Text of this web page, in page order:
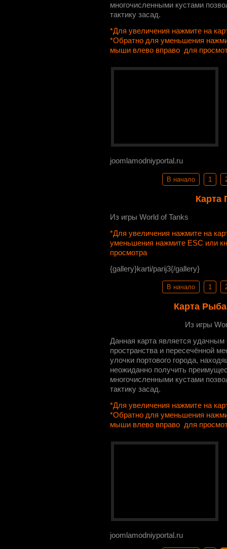
многочисленными кустами
тактику засад.
*Для увеличения нажмите на
*Обратно для уменьшения
мыши влево вправо для
joomlamodniyportal.ru
В начало 1
Карта
Из игры World of Tanks
*Для увеличения нажмите на
уменьшения нажмите ESC или
просмотра
{gallery}karti/parij3{/gallery}
В начало 1
Карта
Из игры
Данная карта является удачным
пространства и пересечённой
улочки портового города,
неожиданно получить
многочисленными кустами
тактику засад.
*Для увеличения нажмите на
*Обратно для уменьшения
мыши влево вправо для
joomlamodniyportal.ru